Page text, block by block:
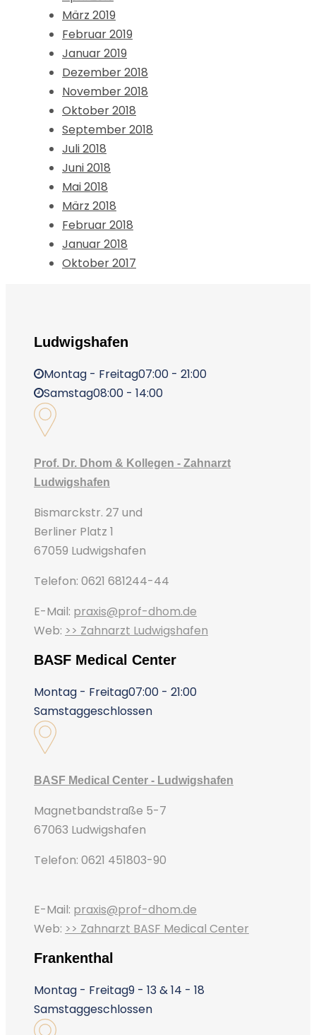
März 2019
Februar 2019
Januar 2019
Dezember 2018
November 2018
Oktober 2018
September 2018
Juli 2018
Juni 2018
Mai 2018
März 2018
Februar 2018
Januar 2018
Oktober 2017
Ludwigshafen
Montag - Freitag07:00 - 21:00
Samstag08:00 - 14:00
Prof. Dr. Dhom & Kollegen - Zahnarzt
Ludwigshafen
Bismarckstr. 27 und
Berliner Platz 1
67059 Ludwigshafen
Telefon: 0621 681244-44
E-Mail: praxis@prof-dhom.de
Web: >> Zahnarzt Ludwigshafen
BASF Medical Center
Montag - Freitag07:00 - 21:00
Samstaggeschlossen
BASF Medical Center - Ludwigshafen
Magnetbandstraße 5-7
67063 Ludwigshafen
Telefon: 0621 451803-90
E-Mail: praxis@prof-dhom.de
Web: >> Zahnarzt BASF Medical Center
Frankenthal
Montag - Freitag9 - 13 & 14 - 18
Samstaggeschlossen